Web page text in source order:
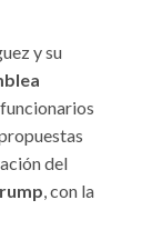
y su
del
, con la